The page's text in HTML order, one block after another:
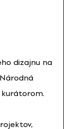
dizajnu na